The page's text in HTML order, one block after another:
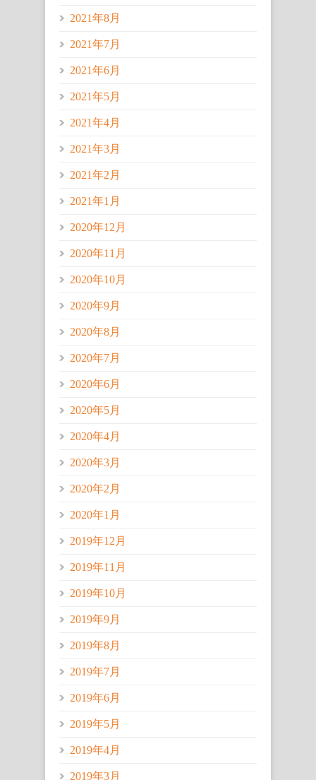
2021年8月
2021年7月
2021年6月
2021年5月
2021年4月
2021年3月
2021年2月
2021年1月
2020年12月
2020年11月
2020年10月
2020年9月
2020年8月
2020年7月
2020年6月
2020年5月
2020年4月
2020年3月
2020年2月
2020年1月
2019年12月
2019年11月
2019年10月
2019年9月
2019年8月
2019年7月
2019年6月
2019年5月
2019年4月
2019年3月